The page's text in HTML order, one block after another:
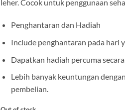
leher. Cocok untuk penggunaan
Penghantaran dan Hadiah
Include penghantaran pada hari
Dapatkan hadiah percuma secara
Lebih banyak keuntungan
pembelian.